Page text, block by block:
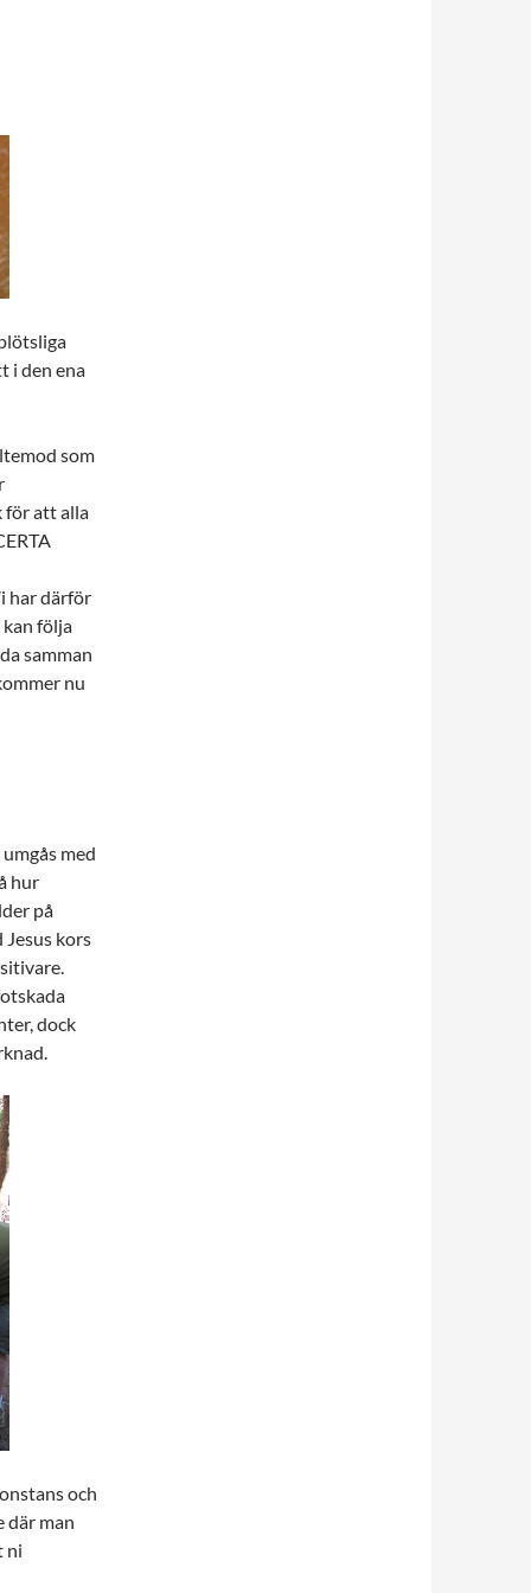
i den ena
som
för att alla
har därför
följa
samman
nu
med
hur
på
Jesus kors
dock
och
där man
ni